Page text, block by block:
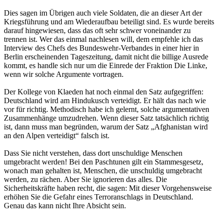
Dies sagen im Übrigen auch viele Soldaten, die an dieser Art der
Kriegsführung und am Wiederaufbau beteiligt sind. Es wurde bereits
darauf hingewiesen, dass das oft sehr schwer voneinander zu
trennen ist. Wer das einmal nachlesen will, dem empfehle ich das
Interview des Chefs des Bundeswehr-Verbandes in einer hier in
Berlin erscheinenden Tageszeitung, damit nicht die billige Ausrede
kommt, es handle sich nur um die Einrede der Fraktion Die Linke,
wenn wir solche Argumente vortragen.
Der Kollege von Klaeden hat noch einmal den Satz aufgegriffen:
Deutschland wird am Hindukusch verteidigt. Er hält das nach wie
vor für richtig. Methodisch habe ich gelernt, solche argumentativen
Zusammenhänge umzudrehen. Wenn dieser Satz tatsächlich richtig
ist, dann muss man begründen, warum der Satz „Afghanistan wird
an den Alpen verteidigt“ falsch ist.
Dass Sie nicht verstehen, dass dort unschuldige Menschen
umgebracht werden! Bei den Paschtunen gilt ein Stammesgesetz,
wonach man gehalten ist, Menschen, die unschuldig umgebracht
werden, zu rächen. Aber Sie ignorieren das alles. Die
Sicherheitskräfte haben recht, die sagen: Mit dieser Vorgehensweise
erhöhen Sie die Gefahr eines Terroranschlags in Deutschland.
Genau das kann nicht Ihre Absicht sein.